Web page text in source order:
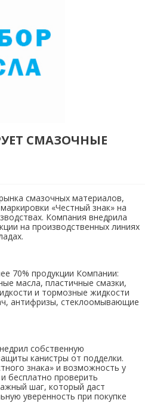
СМАЗОЧНЫЕ
смазочных материалов,
«Честный знак» на
Компания внедрила
на производственных линиях
70% продукции Компании:
масла, пластичные смазки,
и тормозные жидкости
антифризы, стеклоомывающие
собственную
канистры от подделки.
знака» и возможность у
бесплатно проверить
шаг, который даст
уверенность при покупке